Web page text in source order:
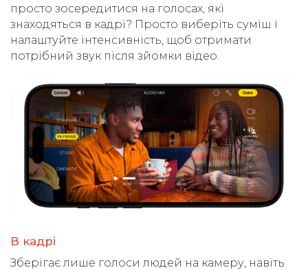
просто зосередитися на голосах, які
знаходяться в кадрі? Просто виберіть суміш і
налаштуйте інтенсивність, щоб отримати
потрібний звук після зйомки відео.
В кадрі
Зберігає лише голоси людей на камеру, навіть